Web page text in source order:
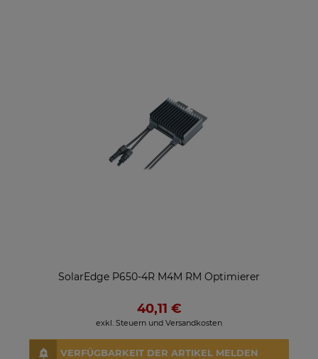
SolarEdge P650-4R M4M RM Optimierer
40,11 €
exkl. Steuern und Versandkosten
VERFÜGBARKEIT DER ARTIKEL MELDEN